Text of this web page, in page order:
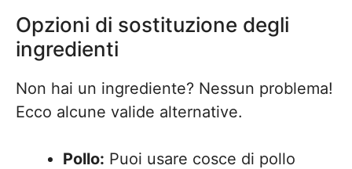
Opzioni di sostituzione degli
ingredienti
Non hai un ingrediente? Nessun problema!
Ecco alcune valide alternative.
Pollo: Puoi usare cosce di pollo